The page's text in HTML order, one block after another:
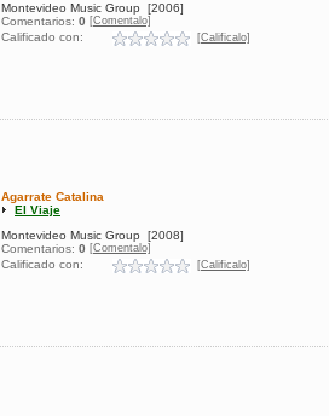
Montevideo Music Group
[2006]
Comentarios: 0 [Comentalo]
Calificado con: [Calificalo]
Agarrate Catalina
El Viaje
Montevideo Music Group
[2008]
Comentarios: 0 [Comentalo]
Calificado con: [Calificalo]